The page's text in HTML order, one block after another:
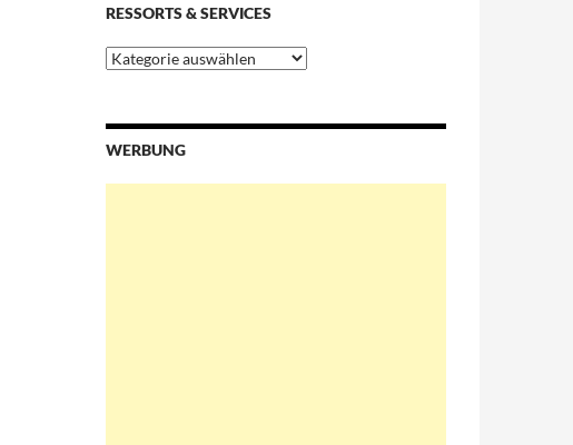
RESSORTS & SERVICES
Ressorts
&
WERBUNG